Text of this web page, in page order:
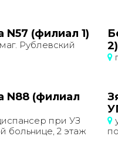
(филиал 1)
Рублевский
2)
N88 (филиал
при УЗ
больнице, 2 этаж